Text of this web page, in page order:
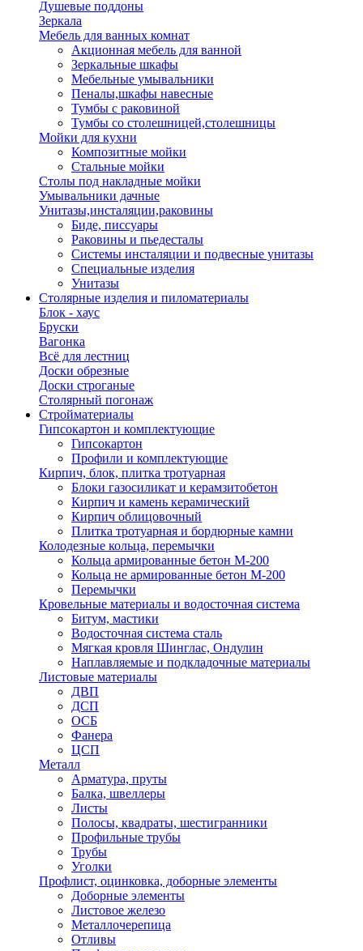
Душевые поддоны
Зеркала
Мебель для ванных комнат
Акционная мебель для ванной
Зеркальные шкафы
Мебельные умывальники
Пеналы,шкафы навесные
Тумбы с раковиной
Тумбы со столешницей,столешницы
Мойки для кухни
Композитные мойки
Стальные мойки
Столы под накладные мойки
Умывальники дачные
Унитазы,инсталяции,раковины
Биде, писсуары
Раковины и пьедесталы
Системы инсталяции и подвесные унитазы
Специальные изделия
Унитазы
Столярные изделия и пиломатериалы
Блок - хаус
Бруски
Вагонка
Всё для лестниц
Доски обрезные
Доски строганые
Столярный погонаж
Стройматериалы
Гипсокартон и комплектующие
Гипсокартон
Профили и комплектующие
Кирпич, блок, плитка тротуарная
Блоки газосиликат и керамзитобетон
Кирпич и камень керамический
Кирпич облицовочный
Плитка тротуарная и бордюрные камни
Колодезные кольца, перемычки
Кольца армированные бетон М-200
Кольца не армированные бетон М-200
Перемычки
Кровельные материалы и водосточная система
Битум, мастики
Водосточная система сталь
Мягкая кровля Шинглас, Ондулин
Наплавляемые и подкладочные материалы
Листовые материалы
ДВП
ДСП
ОСБ
Фанера
ЦСП
Металл
Арматура, пруты
Балка, швеллеры
Листы
Полосы, квадраты, шестигранники
Профильные трубы
Трубы
Уголки
Профлист, оцинковка, доборные элементы
Доборные элементы
Листовое железо
Металлочерепица
Отливы